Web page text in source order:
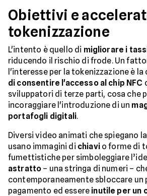
Obiettivi e
tokenizzazione
L'intento è quello di migliorare i
riducendo il rischio di frode. Un
l'interesse per la tokenizzazione è
di consentire l'accesso al chip NFC
sviluppatori di terze parti, cosa che
incoraggiare l'introduzione di un
portafogli digitali.
Diversi video animati che spiegano
usano immagini di chiavio forme di
fumettistiche per simboleggiare
astratto – una stringa di numeri –
contemporaneamente sbloccare un
pagamento ed essere inutile per un